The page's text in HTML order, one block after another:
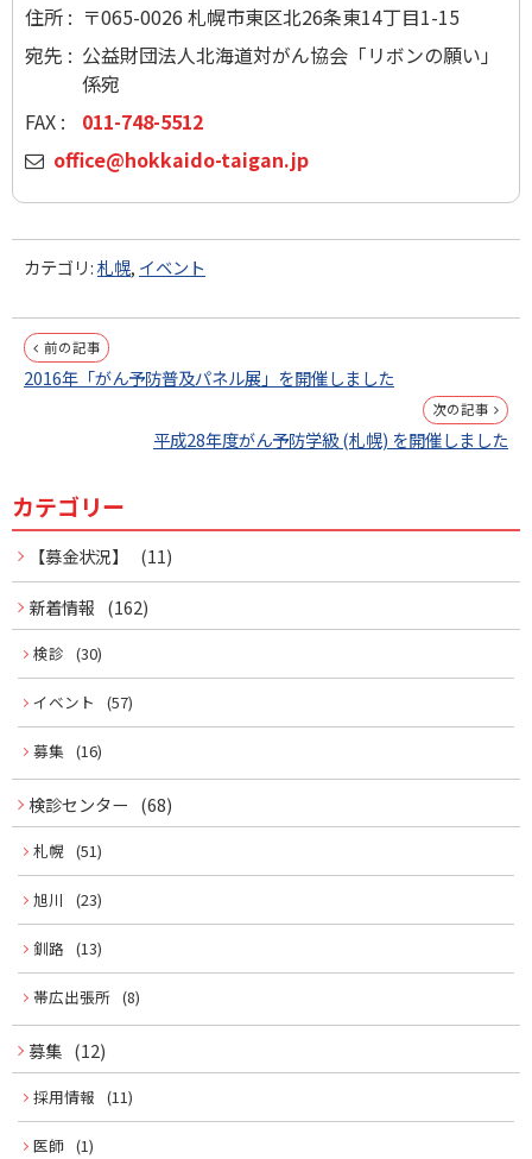
住所 : 〒065-0026 札幌市東区北26条東14丁目1-15
宛先 : 公益財団法人北海道対がん協会「リボンの願い」
係宛
FAX :
011-748-5512
メ
office@hokkaido-taigan.jp
カテゴリ:札幌, イベント
投
稿
ゲ
ー
シ
ョ
ン
前の記事
2016年「がん予防普及パネル展」を開催しました
次の記事
平成28年度がん予防学級 (札幌) を開催しました
サ
イ
ド
メ
ニ
ュ
ー
カテゴリー
【募金状況】 (11)
新着情報 (162)
検診 (30)
イベント (57)
募集 (16)
検診センター (68)
札幌 (51)
旭川 (23)
釧路 (13)
帯広出張所 (8)
募集 (12)
採用情報 (11)
医師 (1)